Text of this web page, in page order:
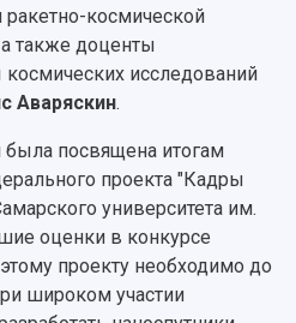
ракетно-космической
также доценты
исследований
Аваряскин.
была посвящена итогам
проекта "Кадры
университета им.
оценки в конкурсе
проекту необходимо до
широком участии